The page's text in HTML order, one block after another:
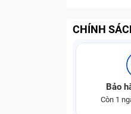
CHÍNH
Bảo
Còn 1